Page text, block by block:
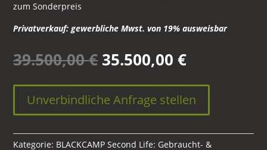
zum Sonderpreis
Privatverkauf: gewerbliche Mwst. von 19% ausweisbar
39.500,00€ Ursprünglicher
Preis
war:
39.500,00 €
35.500,00€Aktueller
ist:
35.500,00
Unverbindliche Anfrage stellen
Kategorie: BLACKCAMP Second Life: Gebraucht- &